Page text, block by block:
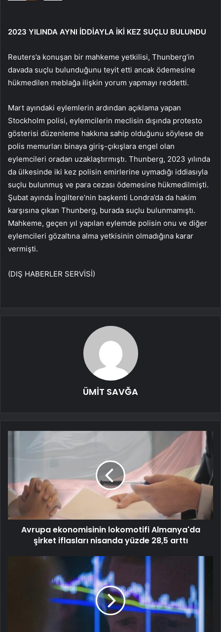
2023 YILINDA AYNI İDDİAYLA İKİ KEZ SUÇLU BULUNDU
Reuters’a konuşan bir mahkeme yetkilisi, Thunberg’in
davada suçlu bulunduğunu teyit etti ancak ödemesine
hükmedilen meblağa ilişkin yorum yapmayı reddetti.
Mart ayındaki eylemlerin ardından açıklama yapan
Stockholm polisi, eylemcilerin meclisin dışında protesto
gösterisi düzenleme hakkına sahip olduğunu söylese de
polis memurları binaya giriş-çıkışlara engel olan
eylemcileri oradan uzaklaştırmıştı. Thunberg, 2023 yılında
da ülkesinde iki kez polisin emirlerine uymadığı iddiasıyla
suçlu bulunmuş ve para cezası ödemesine hükmedilmişti.
Şubat ayında İngiltere’nin başkenti Londra’da da hakim
karşısına çıkan Thunberg, burada suçlu bulunmamıştı.
Mahkeme, geçen yıl yapılan eylemde polisin onu ve diğer
eylemcileri gözaltına alma yetkisinin olmadığına karar
vermişti.
(DIŞ HABERLER SERVİSİ)
ÜMİT SAVĞA
Avrupa ekonomisinin lokomotifi Almanya'da
şirket iflasları nisanda yüzde 28,5 arttı